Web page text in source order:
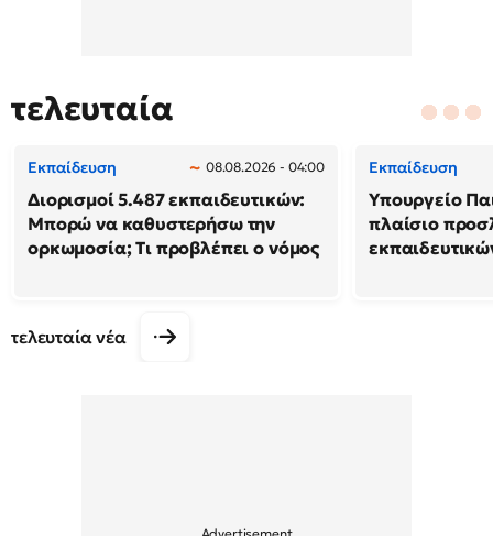
τελευταία
Εκπαίδευση 08.08.2026 - 04:00
Διορισμοί 5.487 εκπαιδευτικών:
Μπορώ να καθυστερήσω την
ορκωμοσία; Τι προβλέπει ο νόμος
Εκπαίδευση
Υπουργείο
πλαίσιο
τελευταία νέα